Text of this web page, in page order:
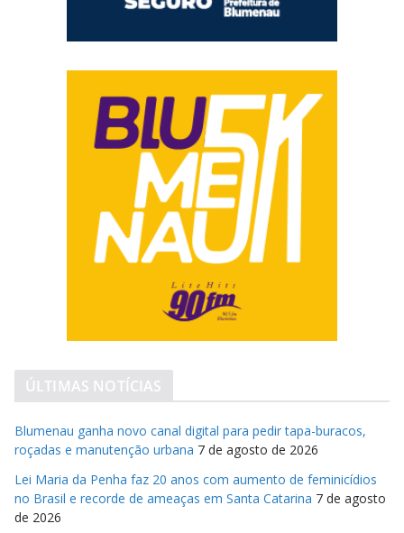
ÚLTIMAS NOTÍCIAS
Blumenau ganha novo canal digital para pedir tapa-buracos,
roçadas e manutenção urbana 7 de agosto de 2026
Lei Maria da Penha faz 20 anos com aumento de feminicídios
no Brasil e recorde de ameaças em Santa Catarina 7 de agosto
de 2026